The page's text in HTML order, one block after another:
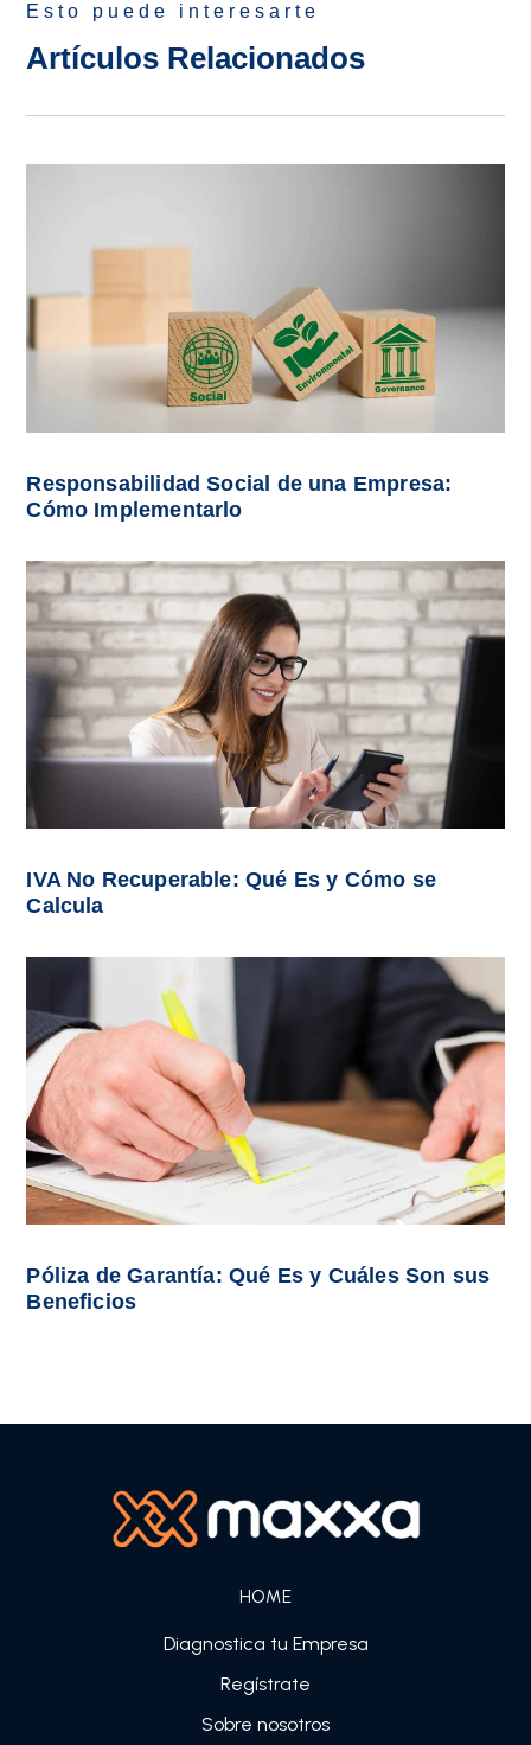
Esto puede interesarte
Artículos Relacionados
Responsabilidad Social de una Empresa:
Cómo Implementarlo
IVA No Recuperable: Qué Es y Cómo se
Calcula
Póliza de Garantía: Qué Es y Cuáles Son sus
Beneficios
HOME
Diagnostica tu Empresa
Regístrate
Sobre nosotros